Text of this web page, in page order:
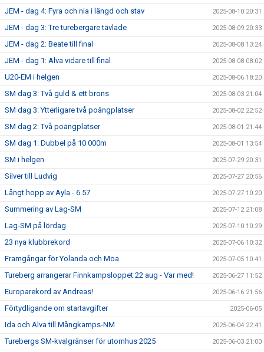
JEM - dag 4: Fyra och nia i längd och stav 2025-08-10 20:31
JEM - dag 3: Tre turebergare tävlade 2025-08-09 20:33
JEM - dag 2: Beate till final 2025-08-08 13:24
JEM - dag 1: Alva vidare till final 2025-08-08 08:02
U20-EM i helgen 2025-08-06 18:20
SM dag 3: Två guld & ett brons 2025-08-03 21:04
SM dag 3: Ytterligare två poängplatser 2025-08-02 22:52
SM dag 2: Två poängplatser 2025-08-01 21:44
SM dag 1: Dubbel på 10 000m 2025-08-01 13:54
SM i helgen 2025-07-29 20:31
Silver till Ludvig 2025-07-27 20:56
Långt hopp av Ayla - 6.57 2025-07-27 10:20
Summering av Lag-SM 2025-07-12 21:08
Lag-SM på lördag 2025-07-10 10:29
23 nya klubbrekord 2025-07-06 10:32
Framgångar för Yolanda och Moa 2025-07-05 10:41
Tureberg arrangerar Finnkampsloppet 22 aug - Var med! 2025-06-27 11:52
Europarekord av Andreas! 2025-06-16 21:56
Förtydligande om startavgifter 2025-06-05
Ida och Alva till Mångkamps-NM 2025-06-04 22:41
Turebergs SM-kvalgränser för utomhus 2025 2025-06-03 21:00